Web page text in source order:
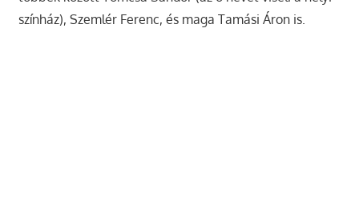
színház), Szemlér Ferenc, és maga Tamási Áron is.